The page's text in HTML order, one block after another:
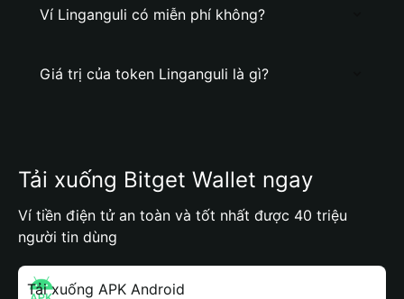
Ví Linganguli có miễn phí không?
Giá trị của token Linganguli là gì?
Tải xuống Bitget Wallet ngay
Ví tiền điện tử an toàn và tốt nhất được 40 triệu
người tin dùng
Tải xuống APK Android